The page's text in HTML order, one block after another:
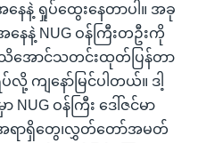
ေနဲ့ ရှုပ်ထွေးနေတာပါ။ အခု
နဲ့ NUG ဝန်ကြီးတဦးကို
အောင်သတင်းထုတ်ပြန်တာ
ကျနော်မြင်ပါတယ်။ ဒါ့
ဝန်ကြီး ဒေါ်ဇင်မာ
အရာရှိတွေ၊လွှတ်တော်အမတ်